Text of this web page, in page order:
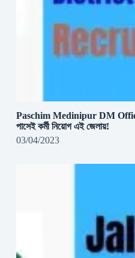
Paschim Medinipur DM
পাসেই কর্মী নিয়োগ এই জেলায়!
03/04/2023